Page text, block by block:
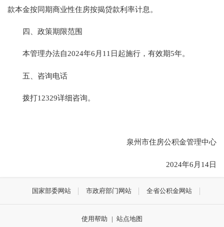
款本金按同期商业性住房按揭贷款利率计息。
四、政策期限范围
本管理办法自2024年6月11日起施行，有效期5年。
五、咨询电话
拨打12329详细咨询。
泉州市住房公积金管理中心
2024年6月14日
国家部委网站 市政府部门网站 全省公积金网站
使用帮助 | 站点地图